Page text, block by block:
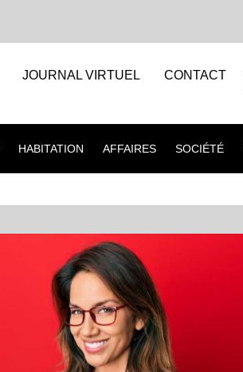
JOURNAL VIRTUEL CONTACT
HABITATION AFFAIRES SOCIÉTÉ